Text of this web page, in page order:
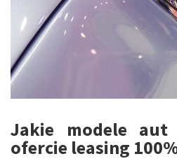
Jakie modele
ofercie leasing